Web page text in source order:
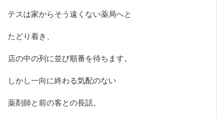
テスは家からそう遠くない薬局へと
たどり着き、
店の中の列に並び順番を待ちます。
しかし一向に終わる気配のない
薬剤師と前の客との長話。